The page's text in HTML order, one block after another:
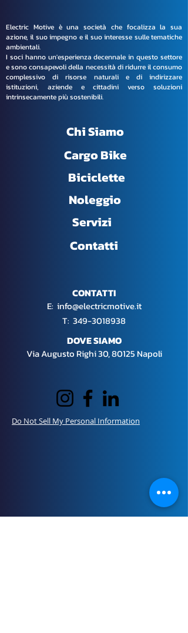
Electric Motive è una società che focalizza la sua
azione, il suo impegno e il suo interesse sulle tematiche
ambientali.
I soci hanno un'esperienza decennale in questo settore
e sono consapevoli della necessità di ridurre il consumo
complessivo di risorse naturali e di indirizzare
istituzioni, aziende e cittadini verso soluzioni
intrinsecamente più sostenibili.
Chi Siamo
Cargo Bike
Biciclette
Noleggio
Servizi
Contatti
CONTATTI
E: info@electricmotive.it
​T: 349-3018938
DOVE SIAMO
Via Augusto Righi 30, 80125 Napoli
Do Not Sell My Personal Information